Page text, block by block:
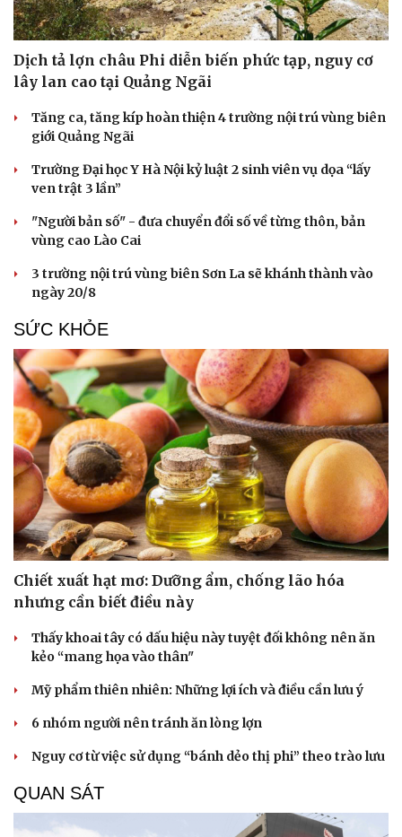
Du lịch
Săn Tour
Podcast
Đọc truyện đêm khuya
Hạt giống tâm hồn
Dịch tả lợn châu Phi diễn biến phức tạp, nguy cơ
lây lan cao tại Quảng Ngãi
Tăng ca, tăng kíp hoàn thiện 4 trường nội trú vùng biên
giới Quảng Ngãi
Trường Đại học Y Hà Nội kỷ luật 2 sinh viên vụ dọa “lấy
ven trật 3 lần”
"Người bản số" - đưa chuyển đổi số về từng thôn, bản
vùng cao Lào Cai
3 trường nội trú vùng biên Sơn La sẽ khánh thành vào
ngày 20/8
SỨC KHỎE
Chiết xuất hạt mơ: Dưỡng ẩm, chống lão hóa
nhưng cần biết điều này
Thấy khoai tây có dấu hiệu này tuyệt đối không nên ăn
kẻo “mang họa vào thân"
Mỹ phẩm thiên nhiên: Những lợi ích và điều cần lưu ý
6 nhóm người nên tránh ăn lòng lợn
Nguy cơ từ việc sử dụng “bánh dẻo thị phi” theo trào lưu
QUAN SÁT